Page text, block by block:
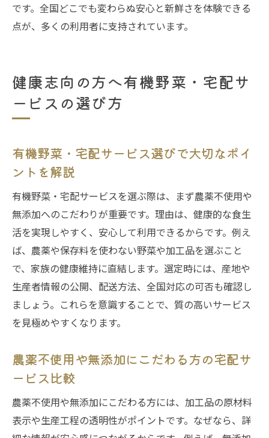
農薬不使用野菜が選ばれる今注目のポイント
農薬不使用の有機野菜・宅配サービスが注
まる
農薬不使用野菜と無添加加工品の宅配便活
今話題の有機野菜・宅配サービスの選び方
ガイド
実力
宅配サービスで手軽に始める農薬不使用生
活
環境にやさしい有機野菜・宅配サービスの新提
案
有機野菜・宅配サービスが地球環境を守る
理由
践ポイント
環境配慮型有機野菜・宅配サービスの魅力
無添加食品宅配が広げるエコなライフスタ
イル
です。全国どこでも変わらぬ安心と新鮮さを体験できる
点が、多くの利用者に支持されています。
健康志向の方へ有機野菜・宅配サ
ービスの選び方
有機野菜・宅配サービス選びで大切なポイ
ントを解説
有機野菜・宅配サービスを選ぶ際は、まず農薬不使用や
無添加へのこだわりが重要です。理由は、健康的な食生
活を実現しやすく、安心して利用できるからです。例え
ば、農薬や保存料を使わない野菜や加工品を選ぶこと
で、家族の健康維持に直結します。選定時には、産地や
生産者情報の公開、配送方法、全国対応の可否も確認し
ましょう。これらを意識することで、質の高いサービス
を見極めやすくなります。
農薬不使用や無添加にこだわる方の宅配サ
ービス比較
農薬不使用や無添加にこだわる方には、加工品の原材料
表示や生産工程の透明性がポイントです。なぜなら、詳